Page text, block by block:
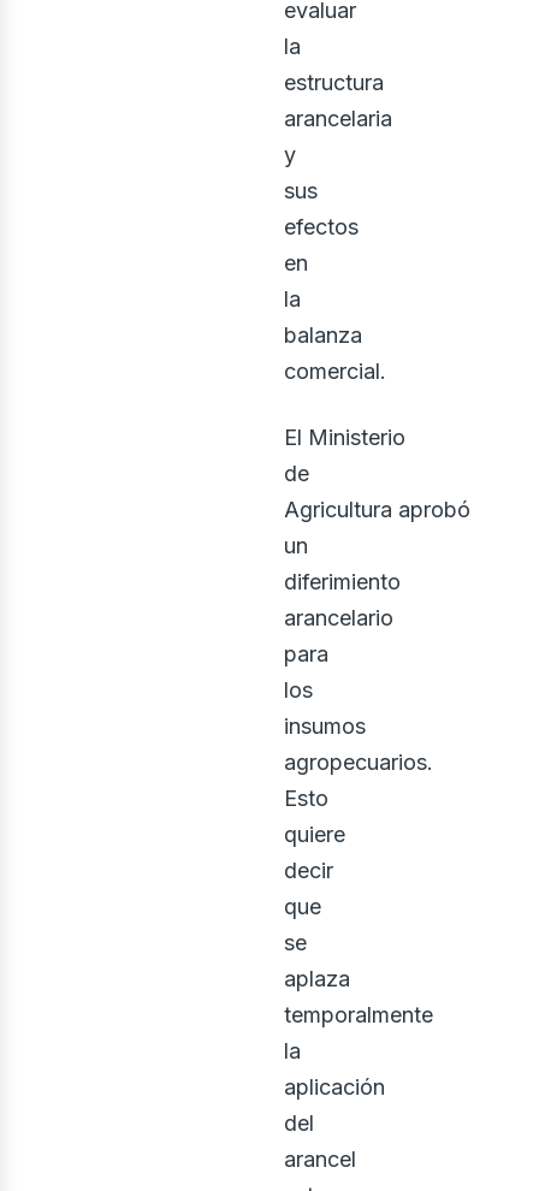
evaluar
la
estructura
arancelaria
y
sus
efectos
en
la
balanza
comercial.
El Ministerio
de
Agricultura aprobó
un
diferimiento
arancelario
para
los
insumos
agropecuarios.
Esto
quiere
decir
que
se
aplaza
temporalmente
la
aplicación
del
arancel